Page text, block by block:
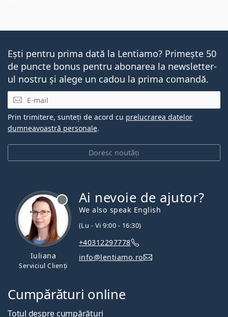
Ești pentru prima dată la Lentiamo? Primește 50
de puncte bonus pentru abonarea la newsletter-
ul nostru și alege un cadou la prima comandă.
E-mail
Doresc noutăți
Prin trimitere, sunteți de acord cu prelucrarea datelor
dumneavoastră personale.
Iuliana
Serviciul Clienți
Ai nevoie de ajutor?
We also speak English
(Lu - Vi 9:00 - 16:30)
+40312297778
info@lentiamo.ro
Cumpărături online
Totul despre cumpărături